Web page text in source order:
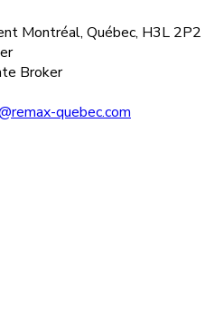
Montréal, Québec, H3L 2P2
Broker
quebec.com